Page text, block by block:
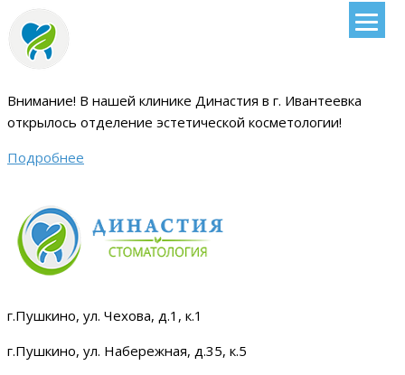
Внимание! В нашей клинике Династия в г. Ивантеевка
открылось отделение эстетической косметологии!
Подробнее
г.Пушкино, ул. Чехова, д.1, к.1
г.Пушкино, ул. Набережная, д.35, к.5